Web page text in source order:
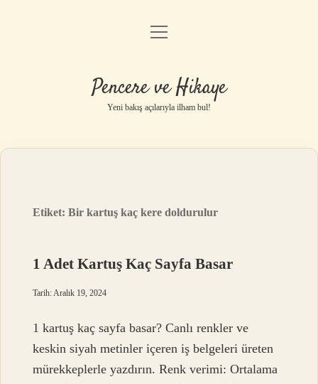
Anasayfa
Yasal Uyarı
menüyü
Pencere ve Hikaye
Yeni bakış açılarıyla ilham bul!
Etiket:Bir kartuş kaç kere doldurulur
1 Adet Kartuş Kaç Sayfa Basar
Tarih: Aralık 19, 2024
1 kartuş kaç sayfa basar? Canlı renkler ve
keskin siyah metinler içeren iş belgeleri üreten
mürekkeplerle yazdırın. Renk verimi: Ortalama